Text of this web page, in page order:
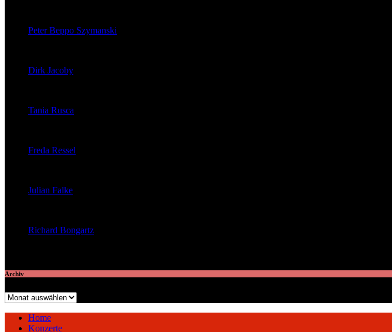
Peter Beppo Szymanski
Dirk Jacoby
Tania Rusca
Freda Ressel
Julian Falke
Richard Bongartz
Archiv
Archiv
Home
Konzerte